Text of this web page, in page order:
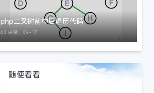
php二叉树前中后遍历代码
63 点赞， 04-17
随便看看